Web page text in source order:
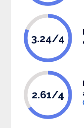
3.24/4
2.61/4